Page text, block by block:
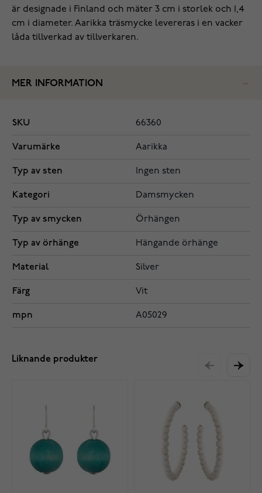
är designade i Finland och mäter 3 cm i storlek och 1,4
cm i diameter. Aarikka träsmycke levereras i en vacker
låda tillverkad av tillverkaren.
MER INFORMATION
SKU 66360
Varumärke Aarikka
Typ av sten Ingen sten
Kategori Damsmycken
Typ av smycken Örhängen
Typ av örhänge Hängande örhänge
Material Silver
Färg Vit
mpn A05029
Liknande produkter